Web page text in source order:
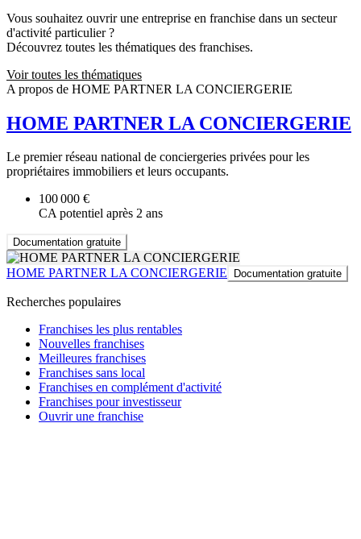
Vous souhaitez ouvrir une entreprise en franchise dans un secteur
d'activité particulier ?
Découvrez toutes les thématiques des franchises.
Voir toutes les thématiques
A propos de HOME PARTNER LA CONCIERGERIE
HOME PARTNER LA CONCIERGERIE
Le premier réseau national de conciergeries privées pour les
propriétaires immobiliers et leurs occupants.
100 000 €
CA potentiel après 2 ans
Documentation gratuite
HOME PARTNER LA CONCIERGERIE Documentation gratuite
Recherches populaires
Franchises les plus rentables
Nouvelles franchises
Meilleures franchises
Franchises sans local
Franchises en complément d'activité
Franchises pour investisseur
Ouvrir une franchise